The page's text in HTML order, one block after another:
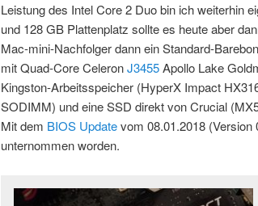
Leistung des Intel Core 2 Duo bin ich weiterhin
und 128 GB Plattenplatz sollte es heute aber
Mac-mini-Nachfolger dann ein Standard-
mit Quad-Core CeleronJ3455Apollo Lake
Kingston-Arbeitsspeicher (HyperX Impact
SODIMM) und eine SSD direkt von Crucial
Mit dem BIOS Updatevom 08.01.2018
unternommen worden.